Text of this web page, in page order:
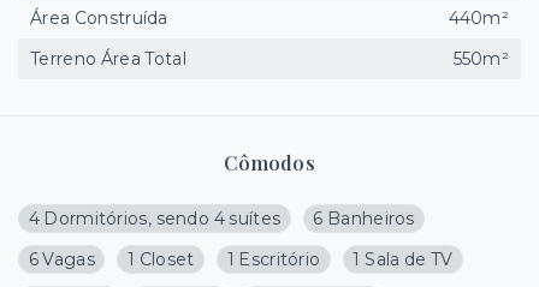
Cômodos
4 Dormitórios, sendo 4 suítes
6 Banheiros
6 Vagas
1 Closet 1 Escritório
1 Sala de TV
Área Construída
440m²
Terreno Área Total
550m²